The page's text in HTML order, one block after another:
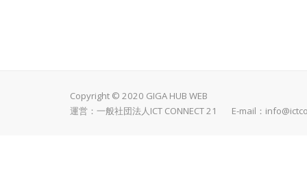
Copyright © 2020 GIGA HUB WEB
運営：一般社団法人ICT CONNECT 21 E-mail：